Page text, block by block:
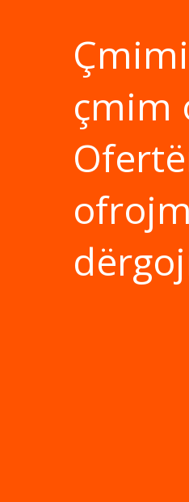
çmim